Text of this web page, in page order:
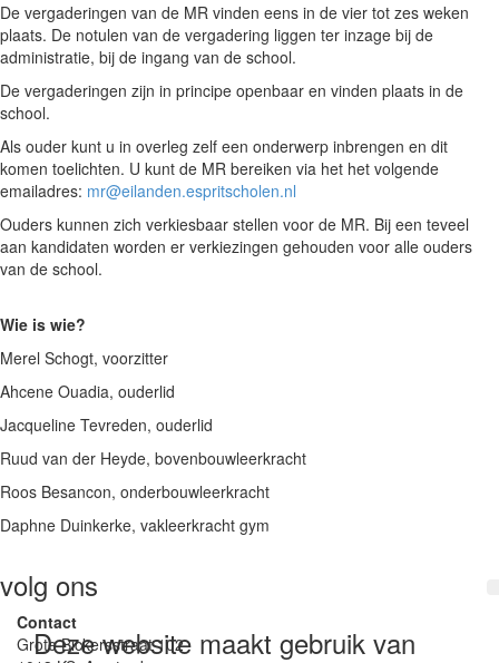
De vergaderingen van de MR vinden eens in de vier tot zes weken
plaats. De notulen van de vergadering liggen ter inzage bij de
administratie, bij de ingang van de school.
De vergaderingen zijn in principe openbaar en vinden plaats in de
school.
Als ouder kunt u in overleg zelf een onderwerp inbrengen en dit
komen toelichten. U kunt de MR bereiken via het het volgende
emailadres: mr@eilanden.espritscholen.nl
Ouders kunnen zich verkiesbaar stellen voor de MR. Bij een teveel
aan kandidaten worden er verkiezingen gehouden voor alle ouders
van de school.
Wie is wie?
Merel Schogt, voorzitter
Ahcene Ouadia, ouderlid
Jacqueline Tevreden, ouderlid
Ruud van der Heyde, bovenbouwleerkracht
Roos Besancon, onderbouwleerkracht
Daphne Duinkerke, vakleerkracht gym
volg ons
Contact
Grote Bickersstraat 102
Deze website maakt gebruik van